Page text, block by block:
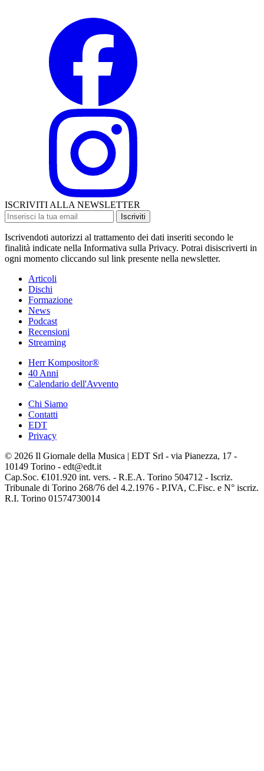
ISCRIVITI ALLA NEWSLETTER
Iscriviti
Iscrivendoti autorizzi al trattamento dei dati inseriti secondo le
finalità indicate nella Informativa sulla Privacy. Potrai disiscriverti in
ogni momento cliccando sul link presente nella newsletter.
Articoli
Dischi
Formazione
News
Podcast
Recensioni
Streaming
Herr Kompositor®
40 Anni
Calendario dell'Avvento
Chi Siamo
Contatti
EDT
Privacy
© 2026 Il Giornale della Musica | EDT Srl - via Pianezza, 17 -
10149 Torino - edt@edt.it
Cap.Soc. €101.920 int. vers. - R.E.A. Torino 504712 - Iscriz.
Tribunale di Torino 268/76 del 4.2.1976 - P.IVA, C.Fisc. e N° iscriz.
R.I. Torino 01574730014